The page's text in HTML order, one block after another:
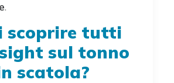
.
scoprire tutti
sul tonno
scatola?